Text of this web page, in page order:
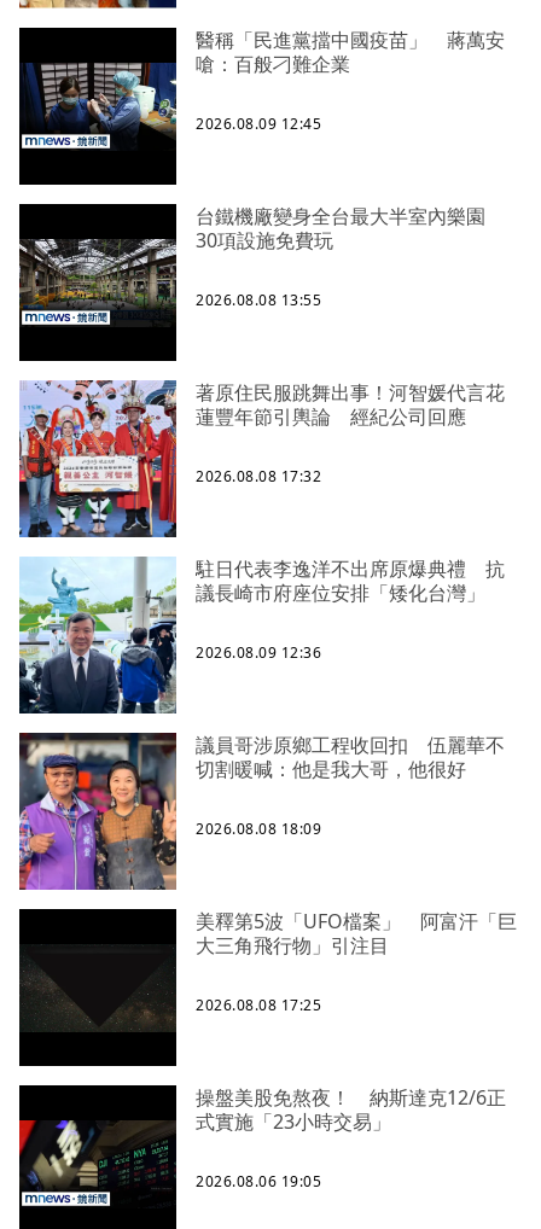
醫稱「民進黨擋中國疫苗」 蔣萬安
嗆：百般刁難企業
2026.08.09 12:45
台鐵機廠變身全台最大半室內樂園
30項設施免費玩
2026.08.08 13:55
著原住民服跳舞出事！河智媛代言花
蓮豐年節引輿論 經紀公司回應
2026.08.08 17:32
駐日代表李逸洋不出席原爆典禮 抗
議長崎市府座位安排「矮化台灣」
2026.08.09 12:36
議員哥涉原鄉工程收回扣 伍麗華不
切割暖喊：他是我大哥，他很好
2026.08.08 18:09
美釋第5波「UFO檔案」 阿富汗「巨
大三角飛行物」引注目
2026.08.08 17:25
操盤美股免熬夜！ 納斯達克12/6正
式實施「23小時交易」
2026.08.06 19:05